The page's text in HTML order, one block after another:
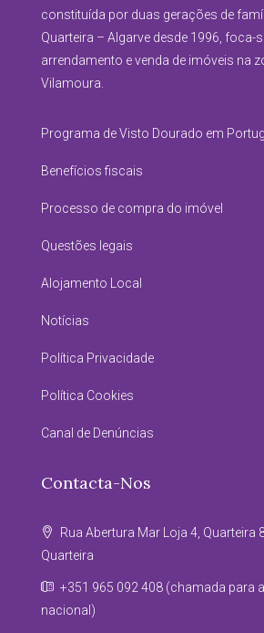
constituída por duas gerações de
Quarteira – Algarve desde 1996, foca-
arrendamento e venda de imóveis na
Vilamoura.
Programa de Visto Dourado em
Benefícios fiscais
Processo de compra do imóvel
Questões legais
Alojamento Local
Notícias
Política Privacidade
Política Cookies
Canal de Denúncias
Contacta-Nos
Rua Abertura Mar Loja 4, Quarteira
Quarteira
+351 965 092 408 (chamada para
nacional)